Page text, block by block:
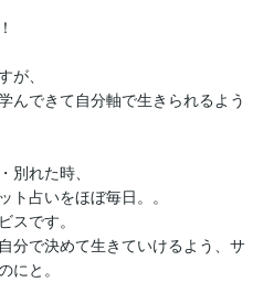
、
んできて自分軸で生きられるよう
れた時、
ト占いをほぼ毎日。。
スです。
分で決めて生きていけるよう、サ
にと。